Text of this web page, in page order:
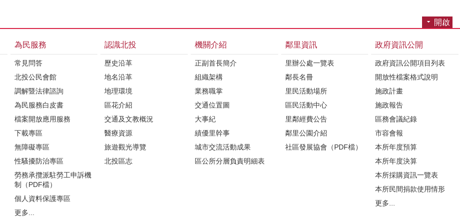
開啟
為民服務
常見問答
北投公民會館
調解暨法律諮詢
為民服務白皮書
檔案開放應用服務
下載專區
無障礙專區
性騷擾防治專區
勞務承攬派駐勞工申訴機
制（PDF檔）
個人資料保護專區
更多...
認識北投
歷史沿革
地名沿革
地理環境
區花介紹
交通及文教概況
醫療資源
旅遊觀光導覽
北投區志
機關介紹
正副首長簡介
組織架構
業務職掌
交通位置圖
大事紀
績優里幹事
城市交流活動成果
區公所分層負責明細表
鄰里資訊
里辦公處一覽表
鄰長名冊
里民活動場所
區民活動中心
里鄰經費公告
鄰里公園介紹
社區發展協會（PDF檔）
政府資訊公開
政府資訊公開項目列表
開放性檔案格式說明
施政計畫
施政報告
區務會議紀錄
市容會報
本所年度預算
本所年度決算
本所採購資訊一覽表
本所民間捐款使用情形
更多...